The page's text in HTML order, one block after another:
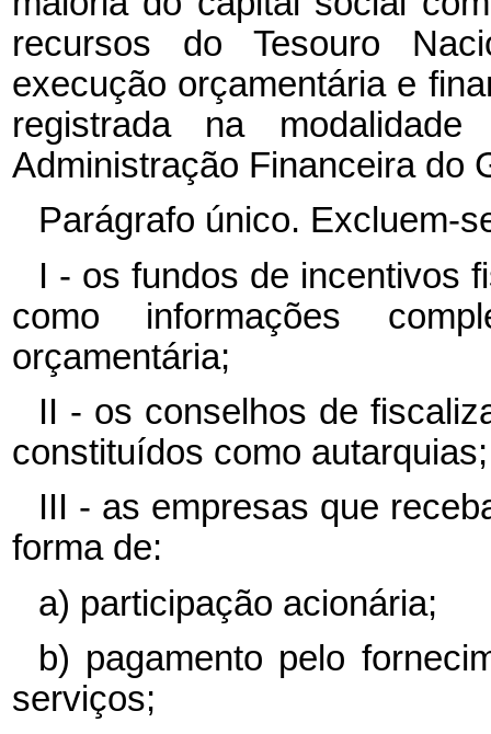
recursos do Tesouro
execução orçamentária e
registrada na
Administração Financeira do
Parágrafo único. Excluem-
I - os fundos de incentivos
como informações
orçamentária;
II - os conselhos de
constituídos como
III - as empresas que
forma de:
a) participação acionária;
b) pagamento pelo
serviços;